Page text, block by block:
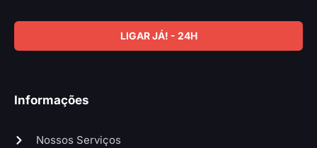
LIGAR JÁ! - 24H
Informações
Nossos Serviços